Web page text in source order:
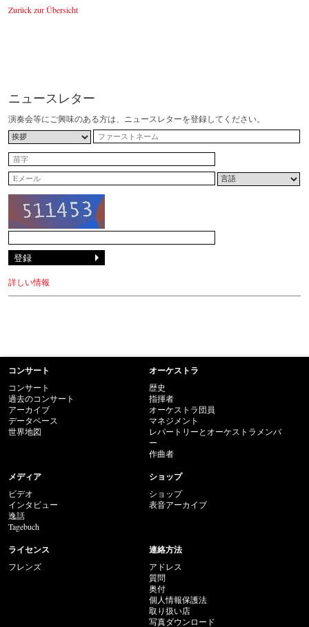
Zurück zur Übersicht
ニュースレター
演奏会等にご興味のある方は、ニュースレターを登録してください。
詳しい情報
コンサート
コンサート
過去のコンサート
アーカイブ
データベース
世界地図
オーケストラ
歴史
指揮者
オーケストラ団員
マネジメント
レパートリーとオーケストラメンバ
ー
作曲者
メディア
ビデオ
インタビュー
逸話
Tagebuch
ショップ
ショップ
表音アーカイブ
ライセンス
フレンズ
連絡方法
アドレス
質問
奥付
個人情報保護法
取り扱い店
写真ダウンロード